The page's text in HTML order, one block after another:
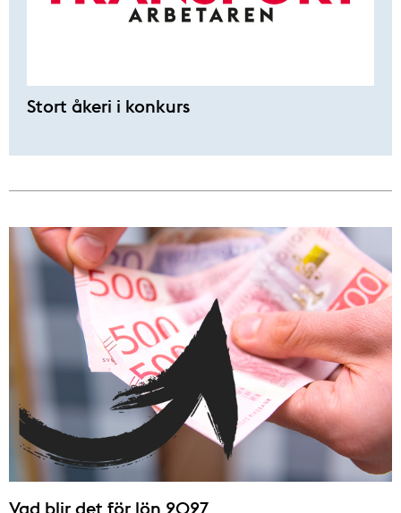
Stort åkeri i konkurs
Vad blir det för lön 2027